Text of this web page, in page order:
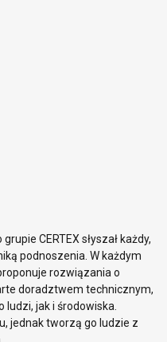
CERTEX słyszał każdy,
podnoszenia. W każdym
rozwiązania o
doradztwem technicznym,
jak i środowiska.
jednak tworzą go ludzie z